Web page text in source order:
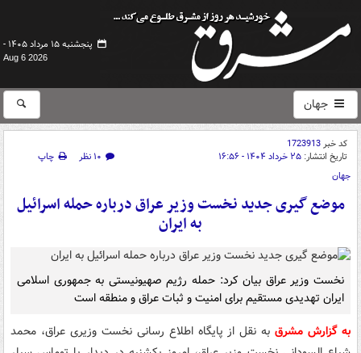
پنجشنبه ۱۵ مرداد ۱۴۰۵ -
Aug 6 2026
جهان
کد خبر1723913
تاریخ انتشار: ۲۵ خرداد ۱۴۰۴ - ۱۶:۵۶ ۱۰ نظر
چاپ
جهان
موضع گیری جدید نخست وزیر عراق درباره حمله اسرائیل
به ایران
نخست وزیر عراق بیان کرد: حمله رژیم صهیونیستی به جمهوری اسلامی
ایران تهدیدی مستقیم برای امنیت و ثبات عراق و منطقه است
به گزارش مشرقبه نقل از پایگاه اطلاع رسانی نخست وزیری عراق، محمد